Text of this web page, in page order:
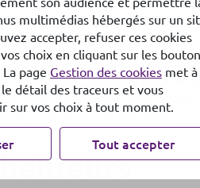
lui, alors que le débat monte sur
propriétaires bailleurs ne
à la hausse. « Pour un
qui paye son loyer et
% », explique son président.
multimédias hébergés sur un
accepter, refuser ces cookies
choix en cliquant sur les
page Gestion des cookies met à
détail des traceurs et vous
sur vos choix à tout moment.
Tout accepter